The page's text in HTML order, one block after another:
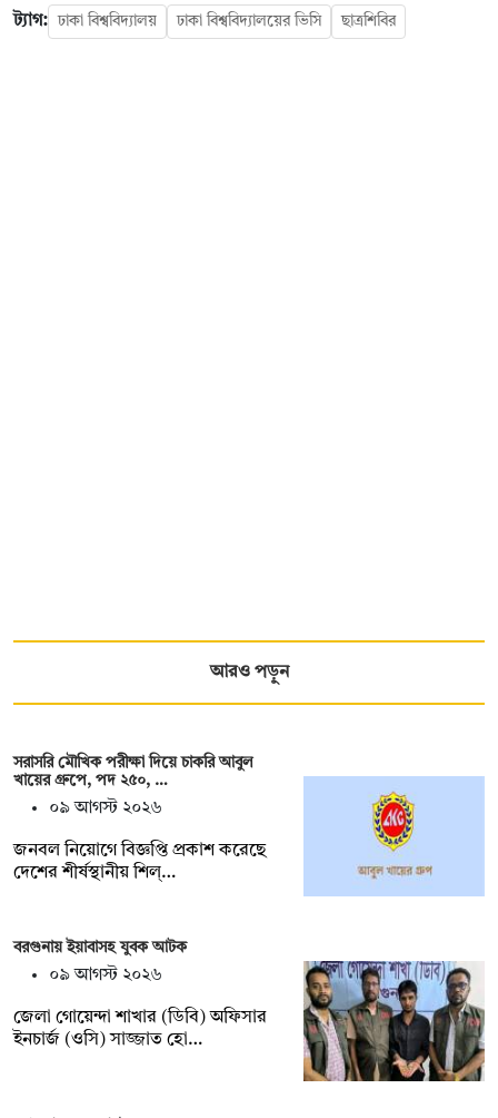
ট্যাগ: ঢাকা বিশ্ববিদ্যালয় ঢাকা বিশ্ববিদ্যালয়ের ভিসি ছাত্রশিবির
আরও পড়ুন
সরাসরি মৌখিক পরীক্ষা দিয়ে চাকরি আবুল
খায়ের গ্রুপে, পদ ২৫০, …
০৯ আগস্ট ২০২৬
জনবল নিয়োগে বিজ্ঞপ্তি প্রকাশ করেছে
দেশের শীর্ষস্থানীয় শিল্…
বরগুনায় ইয়াবাসহ যুবক আটক
০৯ আগস্ট ২০২৬
জেলা গোয়েন্দা শাখার (ডিবি) অফিসার
ইনচার্জ (ওসি) সাজ্জাত হো…